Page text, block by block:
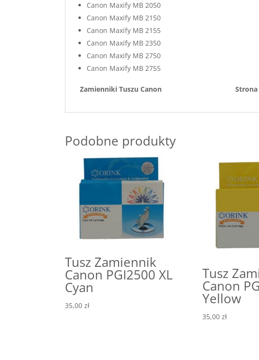
Canon Maxify MB 2050
Canon Maxify MB 2150
Canon Maxify MB 2155
Canon Maxify MB 2350
Canon Maxify MB 2750
Canon Maxify MB 2755
Zamienniki Tuszu CanonStrona
Podobne produkty
Tusz Zamiennik
Canon PGI2500 XL
Cyan
35,00zł
Tusz
Canon
Yellow
35,00 zł